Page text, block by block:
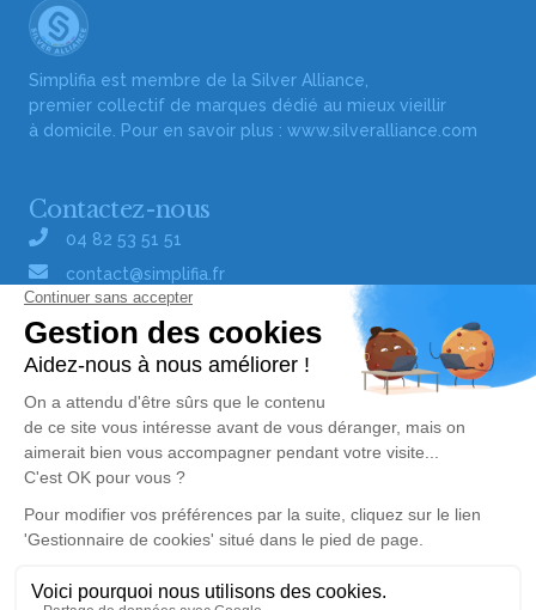
Simplifia est membre de la Silver Alliance,
premier collectif de marques dédié au mieux vieillir
à domicile. Pour en savoir plus : www.silveralliance.com
Contactez-nous
04 82 53 51 51
contact@simplifia.fr
Réseaux sociaux
Liens utiles
Publier un avis de décès
Signaler un abus/une erreur
Consultez nos offres d'emploi